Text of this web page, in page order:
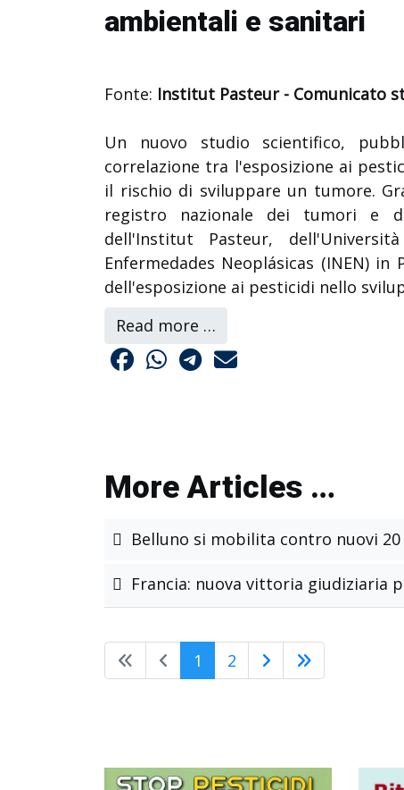
ambientali e sanitari
Fonte: Institut Pasteur - Comunicato
Un nuovo studio scientifico,
correlazione tra l'esposizione ai
il rischio di sviluppare un tumore.
registro nazionale dei tumori e
dell'Institut Pasteur,
Enfermedades Neoplásicas (INEN)
dell'esposizione ai pesticidi nello
Read more …
More Articles …
Belluno si mobilita contro nuovi
Francia: nuova vittoria giudiziaria
1 2